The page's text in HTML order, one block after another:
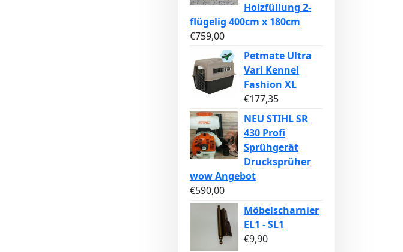
Holzfüllung 2-
flügelig 400cm x 180cm
€759,00
Petmate Ultra
Vari Kennel
Fashion XL
€177,35
NEU STIHL SR
430 Profi
Sprühgerät
Drucksprüher
wow Angebot
€590,00
Möbelscharnier
EL1 - SL1
€9,90